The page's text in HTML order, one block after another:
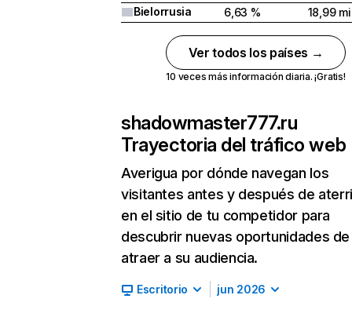
Bielorrusia
6,63 % 18,99
Ver todos los países →
10 veces más información diaria. ¡Gratis!
shadowmaster777.ru
Trayectoria del tráfico web
Averigua por dónde navegan los
visitantes antes y después de
en el sitio de tu competidor para
descubrir nuevas oportunidades de
atraer a su audiencia.
Escritorio jun 2026